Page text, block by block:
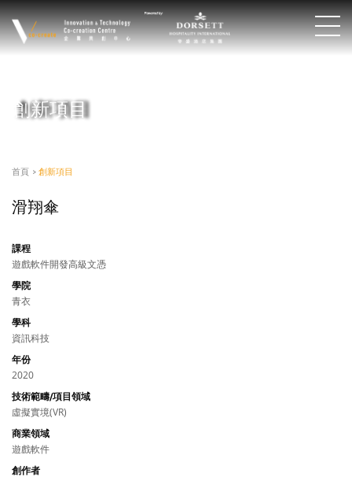
創新項目
首頁 > 創新項目
滑翔傘
課程
遊戲軟件開發高級文憑
學院
青衣
學科
資訊科技
年份
2020
技術範疇/項目領域
虛擬實境(VR)
商業領域
遊戲軟件
創作者